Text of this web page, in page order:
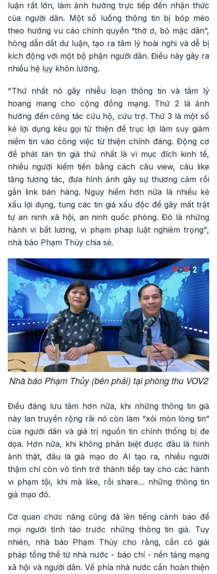
luận rất lớn, làm ảnh hưởng trực tiếp đến nhận thức
của người dân. Một số luồng thông tin bị bóp méo
theo hướng vu cáo chính quyền “thờ ơ, bỏ mặc dân”,
hòng dẫn dắt dư luận, tạo ra tâm lý hoài nghi và dễ bị
kích động với một bộ phận người dân. Điều này gây ra
nhiều hệ lụy khôn lường.
"Thứ nhất nó gây nhiễu loạn thông tin và tâm lý
hoang mang cho cộng đồng mạng. Thứ 2 là ảnh
hưởng đến công tác cứu hộ, cứu trợ. Thứ 3 là một số
kẻ lợi dụng kêu gọi từ thiện để trục lợi làm suy giảm
niềm tin vào công việc từ thiện chính đáng. Động cơ
để phát tán tin giả thứ nhất là vì mục đích kinh tế,
nhiều người kiếm tiền bằng cách câu view, câu like
tăng tương tác, đưa hình ảnh gây sự thương cảm rồi
gắn link bán hàng. Nguy hiểm hơn nữa là nhiều kẻ
xấu lợi dụng, tung các tin giả xấu độc để gây mất trật
tự an ninh xã hội, an ninh quốc phòng. Đó là những
hành vi bất lương, vi phạm pháp luật nghiêm trọng",
nhà báo Phạm Thủy chia sẻ.
Nhà báo Phạm Thủy (bên phải) tại phòng thu VOV2
Điều đáng lưu tâm hơn nữa, khi những thông tin giả
này lan truyền rộng rãi nó còn làm “xói mòn lòng tin”
của người dân và giá trị nguồn tin chính thống bị đe
dọa. Hơn nữa, khi không phân biệt được đâu là hình
ảnh thật, đâu là giả mạo do AI tạo ra, nhiều người
thậm chí còn vô tình trở thành tiếp tay cho các hành
vi phạm tội, khi mà like, rồi share… những thông tin
giả mạo đó.
Cơ quan chức năng cũng đã lên tiếng cảnh báo để
mọi người tỉnh táo trước những thông tin giả. Tuy
nhiên, nhà báo Phạm Thủy cho rằng, cần có giải
pháp tổng thể từ nhà nước - báo chí - nền tảng mạng
xã hội và người dân. Về phía nhà nước cần hoàn thiện